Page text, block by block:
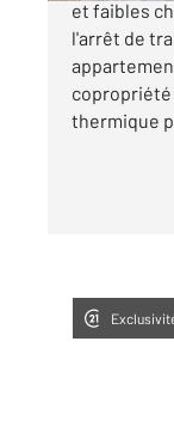
et faibles
l'arrêt de
copropriété
thermique